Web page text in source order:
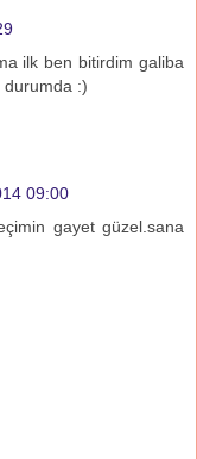
ilk ben bitirdim galiba
durumda :)
09:00
gayet güzel.sana